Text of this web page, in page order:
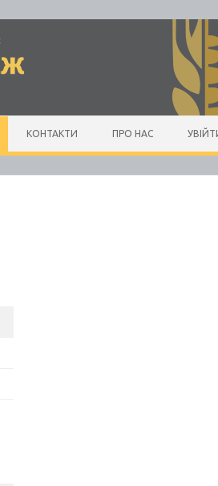
КОНТАКТИ ПРО НАС